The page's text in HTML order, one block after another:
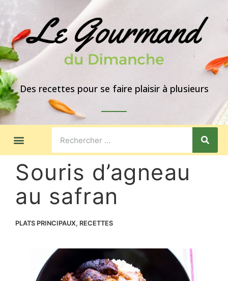
Des recettes pour se faire plaisir à plusieurs
Souris d’agneau
au safran
PLATS PRINCIPAUX, RECETTES